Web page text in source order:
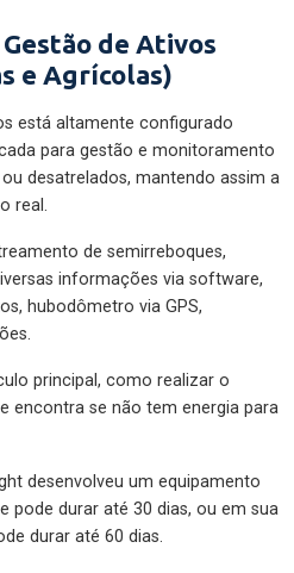
de Ativos
e Agrícolas)
está altamente configurado
para gestão e monitoramento
desatrelados, mantendo assim a
real.
de semirreboques,
informações via software,
hubodômetro via GPS,
principal, como realizar o
encontra se não tem energia para
desenvolveu um equipamento
pode durar até 30 dias, ou em sua
durar até 60 dias.